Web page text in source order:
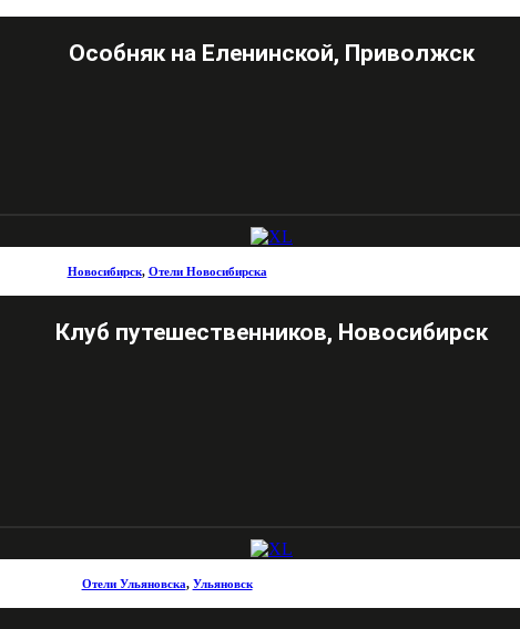
Особняк на Еленинской, Приволжск
Новосибирск, Отели Новосибирска
Клуб путешественников, Новосибирск
Отели Ульяновска, Ульяновск